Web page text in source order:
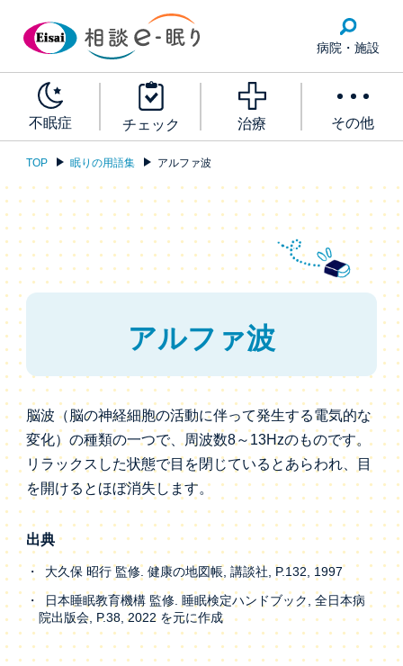
病院・施設
不眠症 チェック 治療 その他
TOP 眠りの用語集 アルファ波
アルファ波
脳波（脳の神経細胞の活動に伴って発生する電気的な
変化）の種類の一つで、周波数8～13Hzのものです。
リラックスした状態で目を閉じているとあらわれ、目
を開けるとほぼ消失します。
出典
大久保 昭行 監修. 健康の地図帳, 講談社, P.132, 1997
日本睡眠教育機構 監修. 睡眠検定ハンドブック, 全日本病
院出版会, P.38, 2022 を元に作成